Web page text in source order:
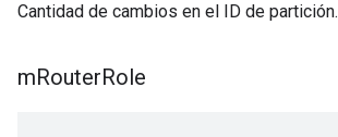
Cantidad de cambios en el ID de partición.
mRouterRole